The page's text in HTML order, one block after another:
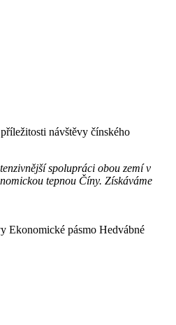
návštěvy čínského
spolupráci obou zemí v
tepnou Číny. Získáváme
Ekonomické pásmo Hedvábné